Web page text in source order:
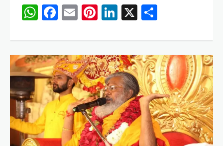
WhatsApp
Facebook
EmailPinterest
LinkedIn
X